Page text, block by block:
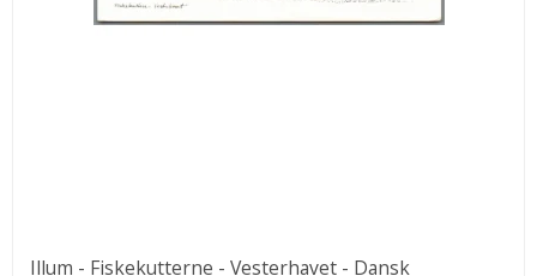
Illum - Fiskekutterne - Vesterhavet - Dansk